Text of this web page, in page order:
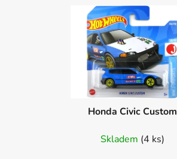
Honda Civic Custom
Skladem (4 ks)